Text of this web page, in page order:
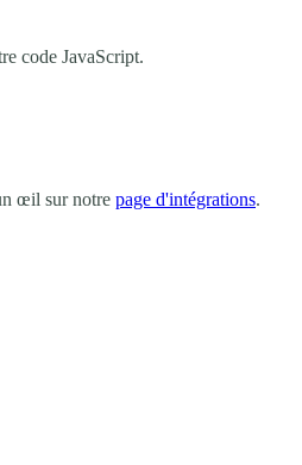
code JavaScript.
œil sur notre page d'intégrations.